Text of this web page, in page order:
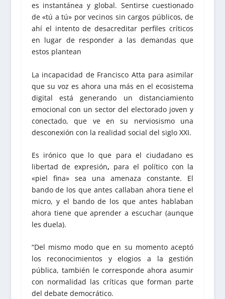
es instantánea y global. Sentirse cuestionado
de «tú a tú» por vecinos sin cargos públicos, de
ahí el intento de desacreditar perfiles críticos
en lugar de responder a las demandas que
estos plantean
La incapacidad de Francisco Atta para asimilar
que su voz es ahora una más en el ecosistema
digital está generando un distanciamiento
emocional con un sector del electorado joven y
conectado, que ve en su nerviosismo una
desconexión con la realidad social del siglo XXI.
Es irónico que lo que para el ciudadano es
libertad de expresión, para el político con la
«piel fina» sea una amenaza constante. El
bando de los que antes callaban ahora tiene el
micro, y el bando de los que antes hablaban
ahora tiene que aprender a escuchar (aunque
les duela).
“Del mismo modo que en su momento aceptó
los reconocimientos y elogios a la gestión
pública, también le corresponde ahora asumir
con normalidad las críticas que forman parte
del debate democrático.